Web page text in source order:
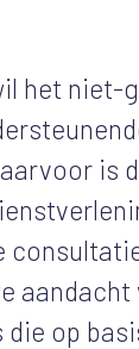
het niet-
is
op